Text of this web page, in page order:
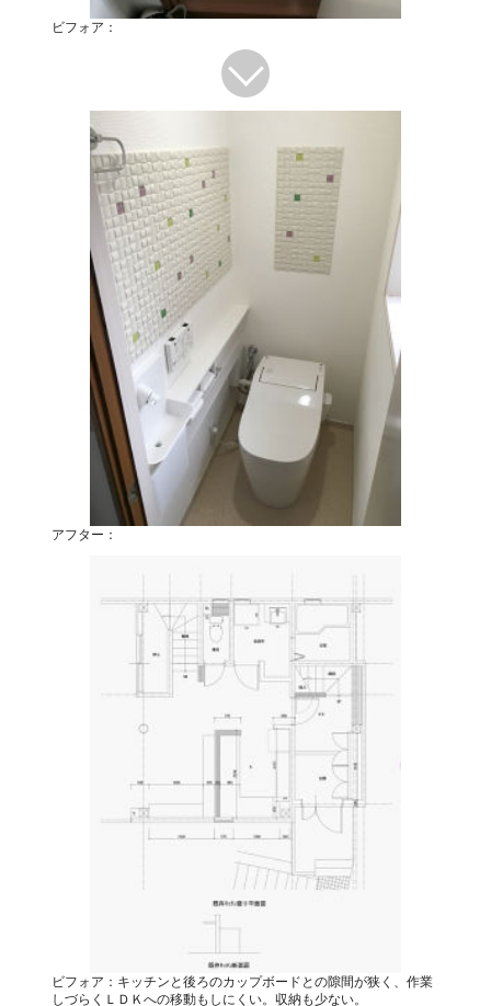
ビフォア：
アフター：
ビフォア：キッチンと後ろのカップボードとの隙間が狭く、作業
しづらくＬＤＫへの移動もしにくい。収納も少ない。